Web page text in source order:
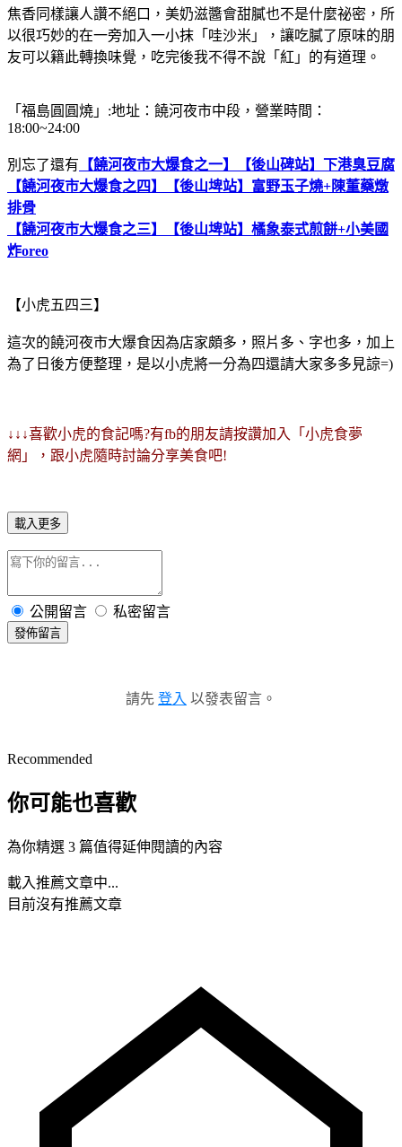
焦香同樣讓人讚不絕口，美奶滋醬會甜膩也不是什麼祕密，所
以很巧妙的在一旁加入一小抹「哇沙米」，讓吃膩了原味的朋
友可以籍此轉換味覺，吃完後我不得不說「紅」的有道理。
「福島圓圓燒」:地址：饒河夜市中段，營業時間：
18:00~24:00
別忘了還有 【饒河夜市大爆食之一】【後山碑站】下港臭豆腐
【饒河夜市大爆食之四】【後山埤站】富野玉子燒+陳董藥燉
排骨
【饒河夜市大爆食之三】【後山埤站】橘象泰式煎餅+小美國
炸oreo
【小虎五四三】
這次的饒河夜市大爆食因為店家頗多，照片多、字也多，加上
為了日後方便整理，是以小虎將一分為四還請大家多多見諒=)
↓↓↓喜歡小虎的食記嗎?有fb的朋友請按讚加入「小虎食夢
網」，跟小虎隨時討論分享美食吧!
載入更多
公開留言 私密留言
發佈留言
請先 登入 以發表留言。
Recommended
你可能也喜歡
為你精選 3 篇值得延伸閱讀的內容
載入推薦文章中...
目前沒有推薦文章